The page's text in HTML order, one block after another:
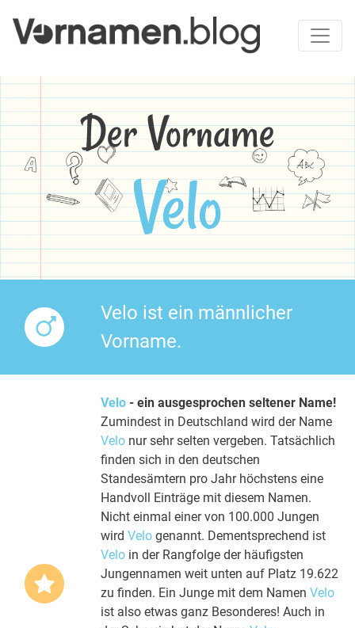
Der Vorname
Velo
Velo ist ein männlicher
Vorname.
Velo - ein ausgesprochen seltener Name!
Zumindest in Deutschland wird der Name
Velo nur sehr selten vergeben. Tatsächlich
finden sich in den deutschen
Standesämtern pro Jahr höchstens eine
Handvoll Einträge mit diesem Namen.
Nicht einmal einer von 100.000 Jungen
wird Velo genannt. Dementsprechend ist
Velo in der Rangfolge der häufigsten
Jungennamen weit unten auf Platz 19.622
zu finden. Ein Junge mit dem Namen Velo
ist also etwas ganz Besonderes! Auch in